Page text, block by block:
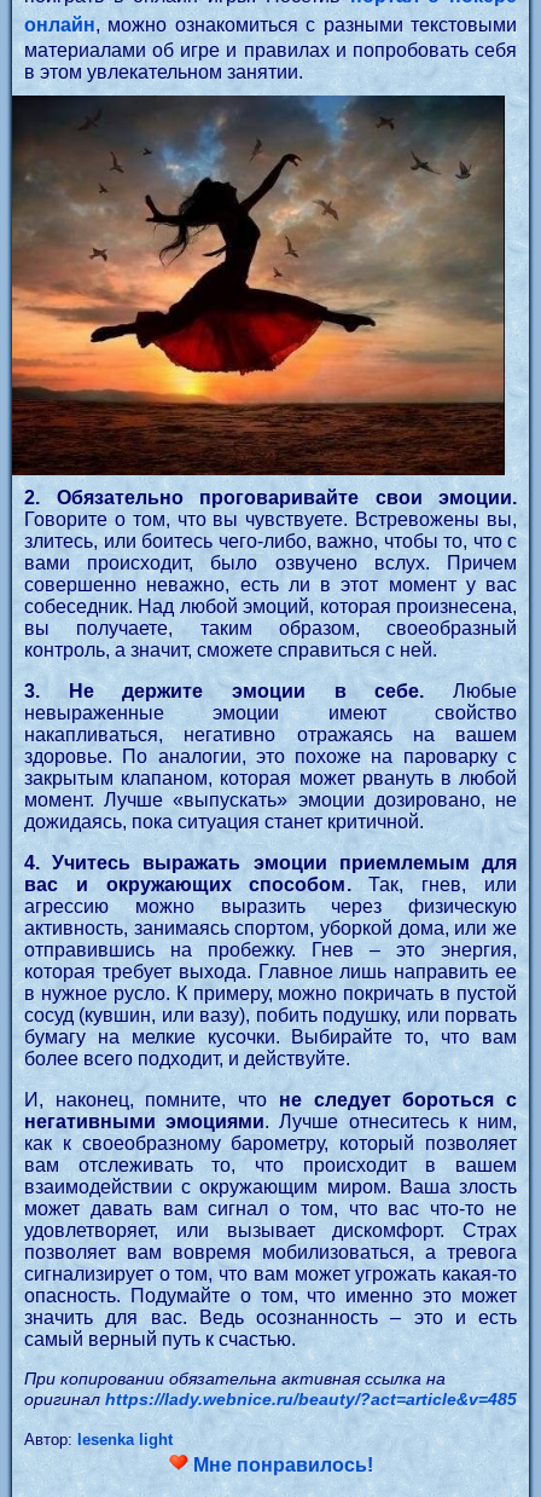
онлайн, можно ознакомиться с разными текстовыми
материалами об игре и правилах и попробовать себя
в этом увлекательном занятии.
2. Обязательно проговаривайте свои эмоции.
Говорите о том, что вы чувствуете. Встревожены вы,
злитесь, или боитесь чего-либо, важно, чтобы то, что с
вами происходит, было озвучено вслух. Причем
совершенно неважно, есть ли в этот момент у вас
собеседник. Над любой эмоций, которая произнесена,
вы получаете, таким образом, своеобразный
контроль, а значит, сможете справиться с ней.
3. Не держите эмоции в себе. Любые
невыраженные эмоции имеют свойство
накапливаться, негативно отражаясь на вашем
здоровье. По аналогии, это похоже на пароварку с
закрытым клапаном, которая может рвануть в любой
момент. Лучше «выпускать» эмоции дозировано, не
дожидаясь, пока ситуация станет критичной.
4. Учитесь выражать эмоции приемлемым для
вас и окружающих способом.Так, гнев, или
агрессию можно выразить через физическую
активность, занимаясь спортом, уборкой дома, или же
отправившись на пробежку. Гнев – это энергия,
которая требует выхода. Главное лишь направить ее
в нужное русло. К примеру, можно покричать в пустой
сосуд (кувшин, или вазу), побить подушку, или порвать
бумагу на мелкие кусочки. Выбирайте то, что вам
более всего подходит, и действуйте.
И, наконец, помните, чтоне следует бороться с
негативными эмоциями. Лучше отнеситесь к ним,
как к своеобразному барометру, который позволяет
вам отслеживать то, что происходит в вашем
взаимодействии с окружающим миром. Ваша злость
может давать вам сигнал о том, что вас что-то не
удовлетворяет, или вызывает дискомфорт. Страх
позволяет вам вовремя мобилизоваться, а тревога
сигнализирует о том, что вам может угрожать какая-то
опасность. Подумайте о том, что именно это может
значить для вас. Ведь осознанность – это и есть
самый верный путь к счастью.
При копировании обязательна активная ссылка на
оригинал https://lady.webnice.ru/beauty/?act=article&v=485
Автор: lesenka light
Мне понравилось!